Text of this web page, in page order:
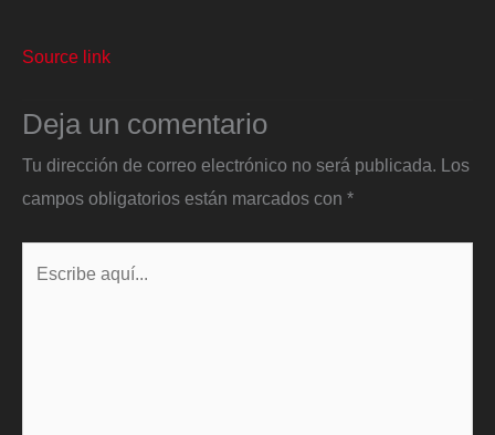
Source link
Deja un comentario
Tu dirección de correo electrónico no será publicada. Los
campos obligatorios están marcados con *